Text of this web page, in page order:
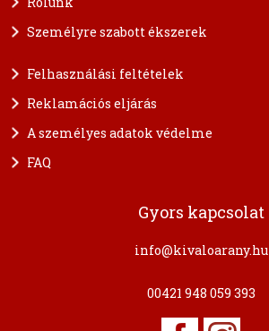
Személyre szabott ékszerek
Felhasználási feltételek
Reklamációs eljárás
A személyes adatok védelme
FAQ
Gyors kapcsolat
info@kivaloarany.hu
00421 948 059 393